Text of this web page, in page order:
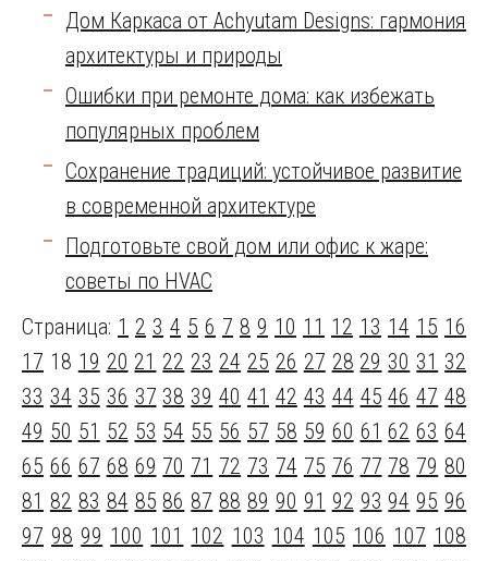
Дом Каркаса от Achyutam Designs: гармония
архитектуры и природы
Ошибки при ремонте дома: как избежать
популярных проблем
Сохранение традиций: устойчивое развитие
в современной архитектуре
Подготовьте свой дом или офис к жаре:
советы по HVAC
Страница: 1 2 3 4 5 6 7 8 9 10 11 12 13 14 15 16
17 18 19 20 21 22 23 24 25 26 27 28 29 30 31 32
33 34 35 36 37 38 39 40 41 42 43 44 45 46 47 48
49 50 51 52 53 54 55 56 57 58 59 60 61 62 63 64
65 66 67 68 69 70 71 72 73 74 75 76 77 78 79 80
81 82 83 84 85 86 87 88 89 90 91 92 93 94 95 96
97 98 99 100 101 102 103 104 105 106 107 108